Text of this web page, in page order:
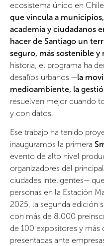
ecosistema único en
que vincula a
academia y ciudadanos
hacer de Santiago un
seguro, más sostenible y
historia, el programa ha
desafíos urbanos —la
medioambiente, la
resuelven mejor cuando
y con datos.
Ese trabajo ha tenido
inauguramos la primera
evento de alto nivel
organizadores del
ciudades inteligentes—
personas en la Estación
2025, la segunda edición
con más de 8.000
de 100 expositores y
presentadas ante